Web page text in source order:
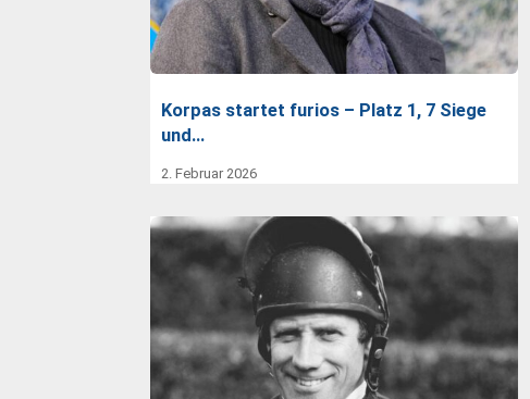
Korpas startet furios – Platz 1, 7 Siege
und…
2. Februar 2026